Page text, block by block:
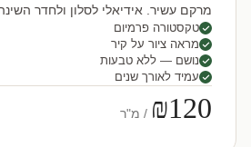
מרקם עשיר. אידיאלי לסלון ולחדר
טקסטורה פרמיום
מראה ציור על קיר
נושם — ללא טבעות
עמיד לאורך שנים
₪120 / מ"ר